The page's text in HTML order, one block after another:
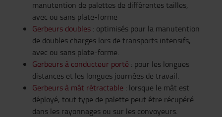
manutention de palettes de différentes tailles,
avec ou sans plate-forme
Gerbeurs doubles : optimisés pour la manutention
de doubles charges lors de transports intensifs,
avec ou sans plate-forme.
Gerbeurs à conducteur porté : pour les longues
distances et les longues journées de travail.
Gerbeurs à mât rétractable : lorsque le mât est
déployé, tout type de palette peut être récupéré
dans les rayonnages ou sur les convoyeurs.